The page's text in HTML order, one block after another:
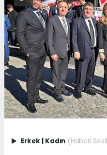
Erkek | Kadın (Haberi